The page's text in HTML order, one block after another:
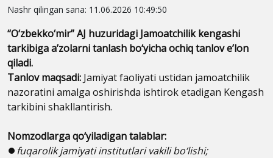
Nashr qilingan sana: 11.06.2026 10:49:50
“O‘zbekko‘mir” AJ huzuridagi Jamoatchilik kengashi
tarkibiga a’zolarni tanlash bo‘yicha ochiq tanlov e’lon
qiladi.
Tanlov maqsadi: Jamiyat faoliyati ustidan jamoatchilik
nazoratini amalga oshirishda ishtirok etadigan Kengash
tarkibini shakllantirish.
Nomzodlarga qo‘yiladigan talablar:
⏺fuqarolik jamiyati institutlari vakili bo‘lishi;